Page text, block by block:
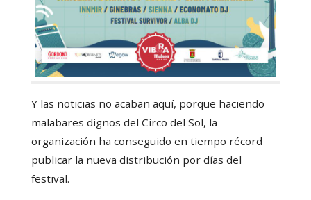
Y las noticias no acaban aquí, porque haciendo
malabares dignos del Circo del Sol, la
organización ha conseguido en tiempo récord
publicar la nueva distribución por días del
festival.